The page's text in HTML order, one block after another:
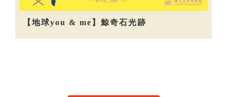
【地球you & me】鯨奇石光跡